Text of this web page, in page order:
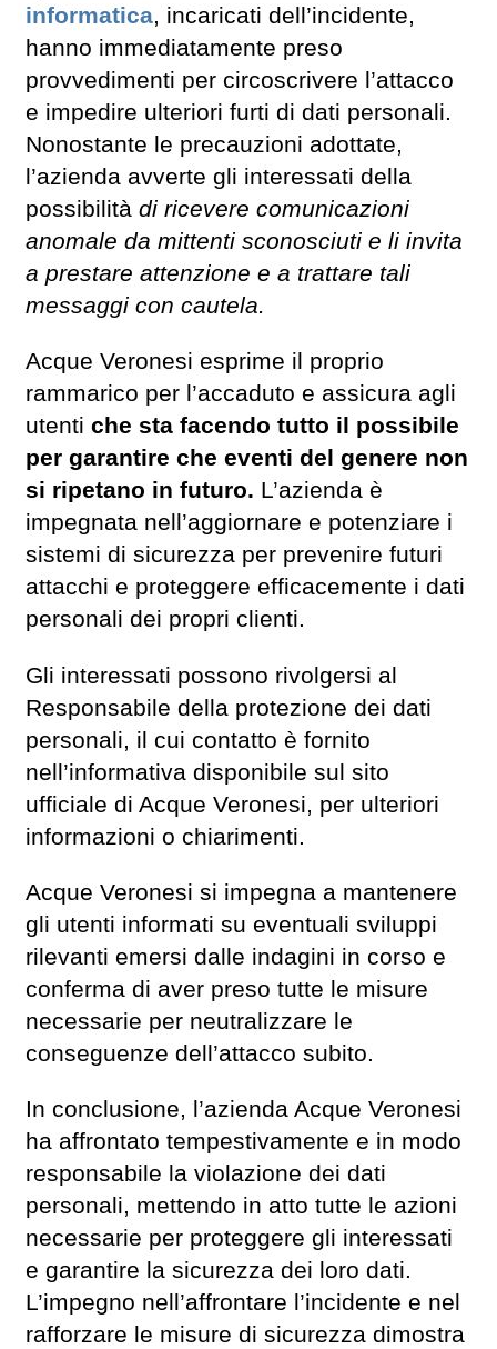
informatica, incaricati dell’incidente,
hanno immediatamente preso
provvedimenti per circoscrivere l’attacco
e impedire ulteriori furti di dati personali.
Nonostante le precauzioni adottate,
l’azienda avverte gli interessati della
possibilità di ricevere comunicazioni
anomale da mittenti sconosciuti e li invita
a prestare attenzione e a trattare tali
messaggi con cautela.
Acque Veronesi esprime il proprio
rammarico per l’accaduto e assicura agli
utenti che sta facendo tutto il possibile
per garantire che eventi del genere non
si ripetano in futuro. L’azienda è
impegnata nell’aggiornare e potenziare i
sistemi di sicurezza per prevenire futuri
attacchi e proteggere efficacemente i dati
personali dei propri clienti.
Gli interessati possono rivolgersi al
Responsabile della protezione dei dati
personali, il cui contatto è fornito
nell’informativa disponibile sul sito
ufficiale di Acque Veronesi, per ulteriori
informazioni o chiarimenti.
Acque Veronesi si impegna a mantenere
gli utenti informati su eventuali sviluppi
rilevanti emersi dalle indagini in corso e
conferma di aver preso tutte le misure
necessarie per neutralizzare le
conseguenze dell’attacco subito.
In conclusione, l’azienda Acque Veronesi
ha affrontato tempestivamente e in modo
responsabile la violazione dei dati
personali, mettendo in atto tutte le azioni
necessarie per proteggere gli interessati
e garantire la sicurezza dei loro dati.
L’impegno nell’affrontare l’incidente e nel
rafforzare le misure di sicurezza dimostra